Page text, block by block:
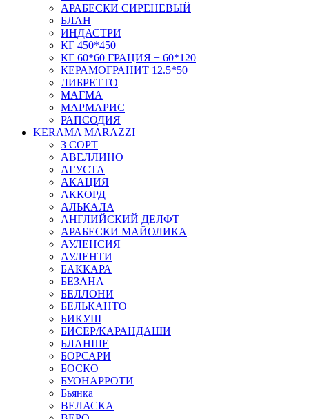
АРАБЕСКИ СИРЕНЕВЫЙ
БЛАН
ИНДАСТРИ
КГ 450*450
КГ 60*60 ГРАЦИЯ + 60*120
КЕРАМОГРАНИТ 12.5*50
ЛИБРЕТТО
МАГМА
МАРМАРИС
РАПСОДИЯ
KERAMA MARAZZI
3 СОРТ
АВЕЛЛИНО
АГУСТА
АКАЦИЯ
АККОРД
АЛЬКАЛА
АНГЛИЙСКИЙ ДЕЛФТ
АРАБЕСКИ МАЙОЛИКА
АУЛЕНСИЯ
АУЛЕНТИ
БАККАРА
БЕЗАНА
БЕЛЛОНИ
БЕЛЬКАНТО
БИКУШ
БИСЕР/КАРАНДАШИ
БЛАНШЕ
БОРСАРИ
БОСКО
БУОНАРРОТИ
Бьянка
ВЕЛАСКА